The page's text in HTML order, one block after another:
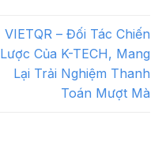
VIETQR – Đối Tác Chiến
Lược Của K-TECH, Mang
Lại Trải Nghiệm Thanh
Toán Mượt Mà